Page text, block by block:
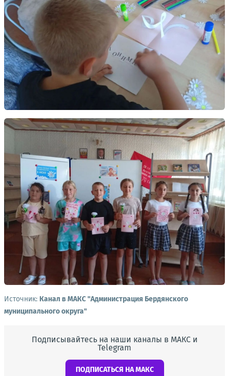
Источник: Канал в МАКС "Администрация Бердянского
муниципального округа"
Подписывайтесь на наши каналы в МАКС и
Telegram
ПОДПИСАТЬСЯ НА МАКС